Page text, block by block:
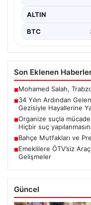
ALTIN
BTC
Son Eklenen
■Mohamed Salah,
■34 Yılın Ardından
Gezisiyle Hayallerine
■Organize suçla
Hiçbir suç
■Bahçe Mutfakları ve
■Emeklilere ÖTV’siz
Gelişmeler
Güncel